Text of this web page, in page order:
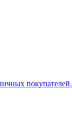
покупателей.